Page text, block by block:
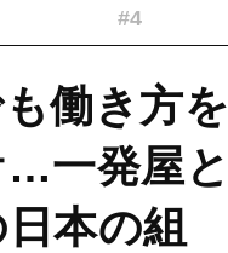
#4
働き方を
…一発屋と
本の組